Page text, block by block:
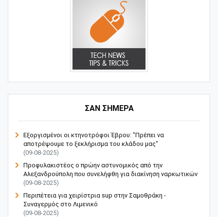
ΣΑΝ ΣΗΜΕΡΑ
Εξοργισμένοι οι κτηνοτρόφοι Έβρου: "Πρέπει να
αποτρέψουμε το ξεκλήρισμα του κλάδου μας"
(09-08-2025)
Προφυλακιστέος ο πρώην αστυνομικός από την
Αλεξανδρούπολη που συνελήφθη για διακίνηση ναρκωτικών
(09-08-2025)
Περιπέτεια για χειρίστρια sup στην Σαμοθράκη -
Συναγερμός στο Λιμενικό
(09-08-2025)